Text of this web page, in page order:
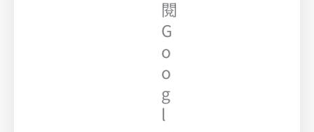
閱
G
o
o
g
l